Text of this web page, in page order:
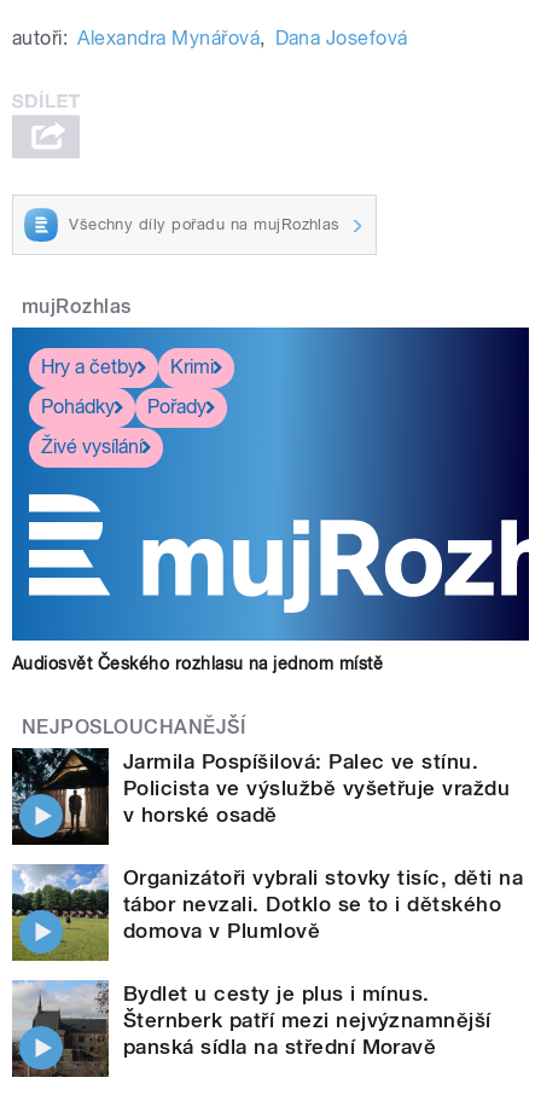
autoři: Alexandra Mynářová, Dana Josefová
Všechny díly pořadu na mujRozhlas
mujRozhlas
Hry a četby
Krimi
Pohádky
Pořady
Živé vysílání
Audiosvět Českého rozhlasu na jednom místě
NEJPOSLOUCHANĚJŠÍ
Jarmila Pospíšilová: Palec ve stínu.
Policista ve výslužbě vyšetřuje vraždu
v horské osadě
Organizátoři vybrali stovky tisíc, děti na
tábor nevzali. Dotklo se to i dětského
domova v Plumlově
Bydlet u cesty je plus i mínus.
Šternberk patří mezi nejvýznamnější
panská sídla na střední Moravě